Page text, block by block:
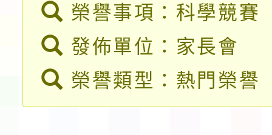
開 智慧啟航」
轉知國立東華大學辦理
共學行動站」第二階段
習海報及各區簡章
教育部校安中心白海豚
報
淨零綠領人才培育課程
榮譽事項：科學競賽
發佈單位：家長會
榮譽類型：熱門榮譽